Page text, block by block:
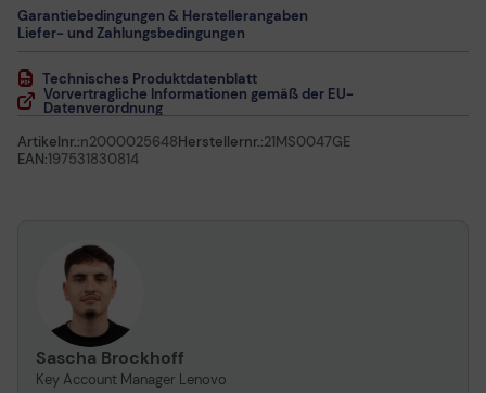
Garantiebedingungen & Herstellerangaben
Liefer- und Zahlungsbedingungen
Technisches Produktdatenblatt
Vorvertragliche Informationen gemäß der EU-
Datenverordnung
Artikelnr.:n2000025648Herstellernr.:21MS0047GE
EAN:197531830814
Sascha Brockhoff
Key Account Manager Lenovo